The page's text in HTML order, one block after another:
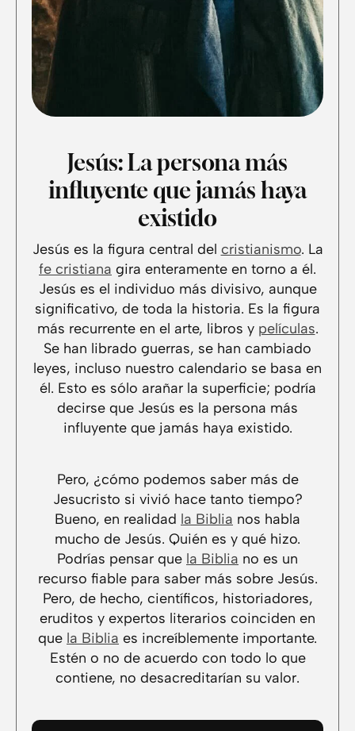
Jesús: La persona más
influyente que jamás haya
existido
Jesús es la figura central del cristianismo. La
fe cristiana gira enteramente en torno a él.
Jesús es el individuo más divisivo, aunque
significativo, de toda la historia. Es la figura
más recurrente en el arte, libros y películas.
Se han librado guerras, se han cambiado
leyes, incluso nuestro calendario se basa en
él. Esto es sólo arañar la superficie; podría
decirse que Jesús es la persona más
influyente que jamás haya existido.
Pero, ¿cómo podemos saber más de
Jesucristo si vivió hace tanto tiempo?
Bueno, en realidad la Biblia nos habla
mucho de Jesús. Quién es y qué hizo.
Podrías pensar que la Biblia no es un
recurso fiable para saber más sobre Jesús.
Pero, de hecho, científicos, historiadores,
eruditos y expertos literarios coinciden en
que la Biblia es increíblemente importante.
Estén o no de acuerdo con todo lo que
contiene, no desacreditarían su valor.